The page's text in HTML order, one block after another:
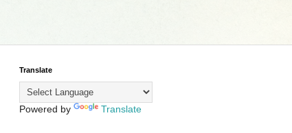
Translate
Powered by Translate